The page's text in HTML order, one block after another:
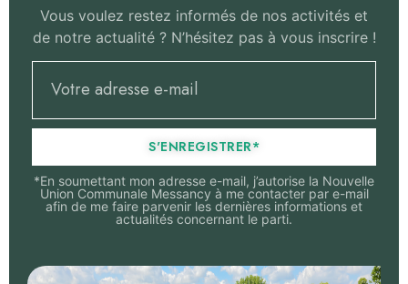
Vous voulez restez informés de nos activités et
de notre actualité ? N’hésitez pas à vous inscrire !
S'ENREGISTRER*
*En soumettant mon adresse e-mail, j’autorise la Nouvelle
Union Communale Messancy à me contacter par e-mail
afin de me faire parvenir les dernières informations et
actualités concernant le parti.